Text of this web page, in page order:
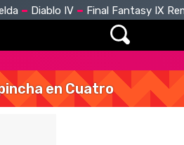
Diablo IV Final Fantasy IX
en Cuatro